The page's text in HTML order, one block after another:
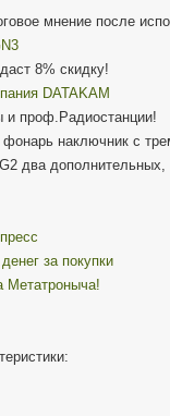
мнение после
даст 8% скидку!
DATAKAM
и проф.Радиостанции!
наключник с
два
за покупки
Метатроныча!